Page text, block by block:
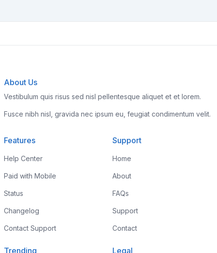
About Us
Vestibulum quis risus sed nisl pellentesque aliquet et et lorem.
Fusce nibh nisl, gravida nec ipsum eu, feugiat condimentum velit.
Features
Help Center
Paid with Mobile
Status
Changelog
Contact Support
Support
Home
About
FAQs
Support
Contact
Trending Legal